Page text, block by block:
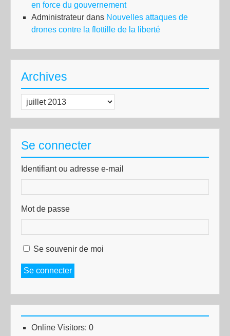
en force du gouvernement
Administrateur dans Nouvelles attaques de
drones contre la flottille de la liberté
Archives
Archives
Se connecter
Identifiant ou adresse e-mail
Mot de passe
Se souvenir de moi
Se connecter
Online Visitors: 0